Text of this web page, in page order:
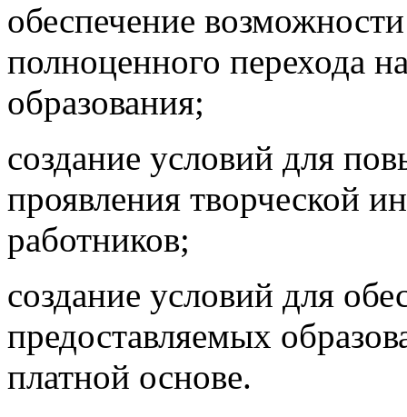
обеспечение
полноценного перехода
образования;
создание условий для
проявления творческой
работников;
создание условий для
предоставляемых
платной основе.